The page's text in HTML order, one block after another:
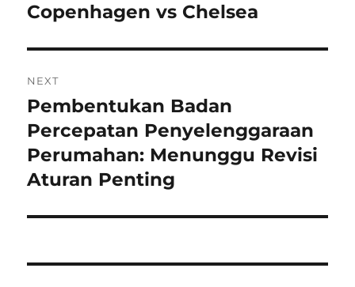
Copenhagen vs Chelsea
NEXT
Next
post:
Pembentukan Badan
Percepatan Penyelenggaraan
Perumahan: Menunggu Revisi
Aturan Penting